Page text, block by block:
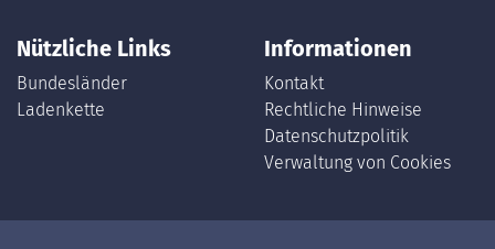
Nützliche Links
Bundesländer
Ladenkette
Informationen
Kontakt
Rechtliche Hinweise
Datenschutzpolitik
Verwaltung von Cookies